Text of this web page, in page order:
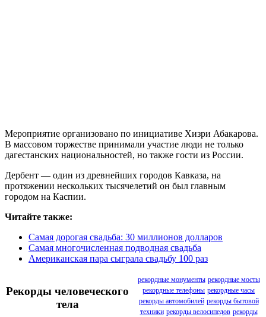
Мероприятие организовано по инициативе Хизри Абакарова.
В массовом торжестве принимали участие люди не только
дагестанских национальностей, но также гости из России.
Дербент — один из древнейших городов Кавказа, на
протяжении нескольких тысячелетий он был главным
городом на Каспии.
Читайте также:
Самая дорогая свадьба: 30 миллионов долларов
Самая многочисленная подводная свадьба
Американская пара сыграла свадьбу 100 раз
Рекорды человеческого
тела
рекордные монументы рекордные мосты
рекордные телефоны рекордные часы
рекорды автомобилей рекорды бытовой
техники рекорды велосипедов рекорды